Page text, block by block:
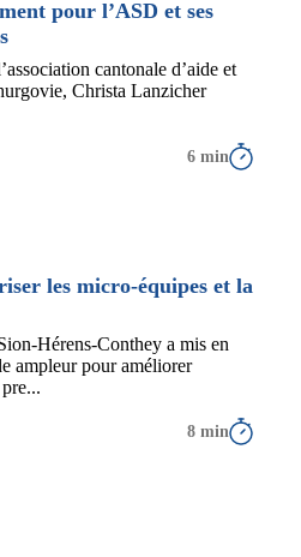
pour l’ASD et ses
cantonale d’aide et
Christa Lanzicher
6 min
les micro-équipes et la
Hérens-Conthey a mis en
ampleur pour améliorer
8 min